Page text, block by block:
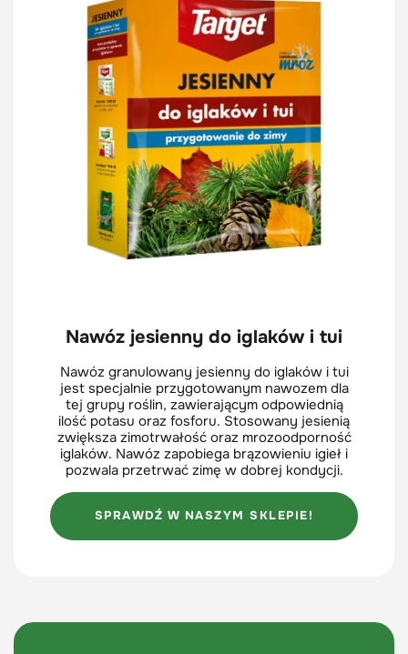
Nawóz jesienny do iglaków i tui
Nawóz granulowany jesienny do iglaków i tui
jest specjalnie przygotowanym nawozem dla
tej grupy roślin, zawierającym odpowiednią
ilość potasu oraz fosforu. Stosowany jesienią
zwiększa zimotrwałość oraz mrozoodporność
iglaków. Nawóz zapobiega brązowieniu igieł i
pozwala przetrwać zimę w dobrej kondycji.
SPRAWDŹ W NASZYM SKLEPIE!